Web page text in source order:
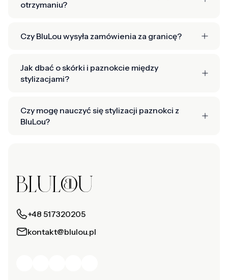
otrzymaniu?
Czy BluLou wysyła zamówienia za granicę?
Jak dbać o skórki i paznokcie między
stylizacjami?
Czy mogę nauczyć się stylizacji paznokci z
BluLou?
+48 517320205
kontakt@blulou.pl